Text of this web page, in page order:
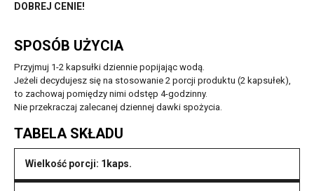
DOBREJ CENIE!
SPOSÓB UŻYCIA
Przyjmuj 1-2 kapsułki dziennie popijając wodą.
Jeżeli decydujesz się na stosowanie 2 porcji produktu (2 kapsułek),
to zachowaj pomiędzy nimi odstęp 4-godzinny.
Nie przekraczaj zalecanej dziennej dawki spożycia.
TABELA SKŁADU
Wielkość porcji: 1kaps.